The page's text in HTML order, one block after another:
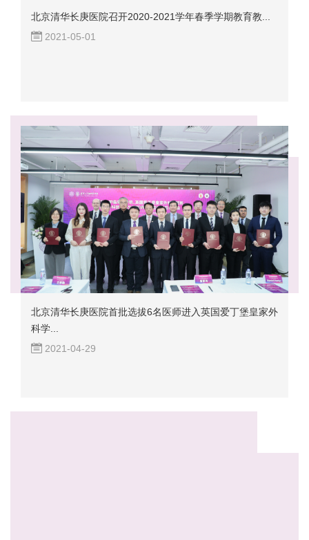
北京清华长庚医院召开2020-2021学年春季学期教育教...
2021-05-01
北京清华长庚医院首批选拔6名医师进入英国爱丁堡皇家外
科学...
2021-04-29